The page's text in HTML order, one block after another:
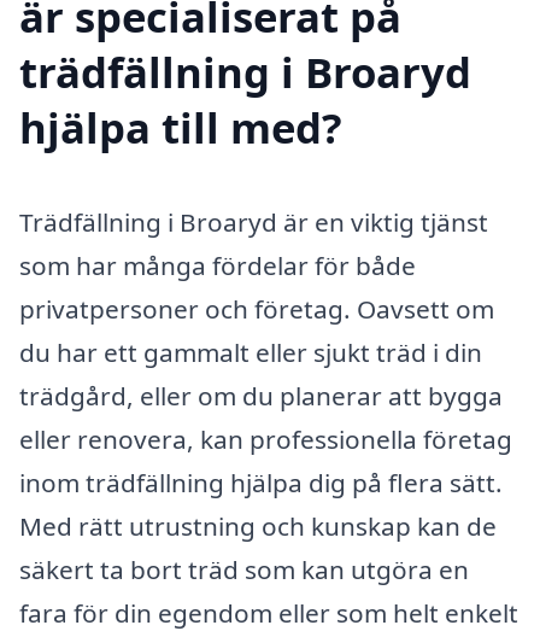
är specialiserat på
trädfällning i Broaryd
hjälpa till med?
Trädfällning i Broaryd är en viktig tjänst
som har många fördelar för både
privatpersoner och företag. Oavsett om
du har ett gammalt eller sjukt träd i din
trädgård, eller om du planerar att bygga
eller renovera, kan professionella företag
inom trädfällning hjälpa dig på flera sätt.
Med rätt utrustning och kunskap kan de
säkert ta bort träd som kan utgöra en
fara för din egendom eller som helt enkelt